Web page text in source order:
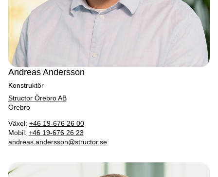
Andreas Andersson
Konstruktör
Structor Örebro AB
Örebro
Växel: +46 19-676 26 00
Mobil: +46 19-676 26 23
andreas.andersson@structor.se